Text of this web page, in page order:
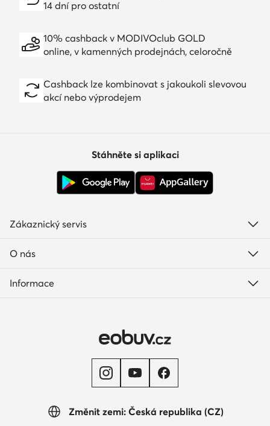
14 dní pro ostatní
10% cashback v MODIVOclub GOLD
online, v kamenných prodejnách, celoročně
Cashback lze kombinovat s jakoukoli slevovou
akcí nebo výprodejem
Změnit zemi: Česká republika (CZ)
Stáhněte si aplikaci
Zákaznický servis
O nás
Informace